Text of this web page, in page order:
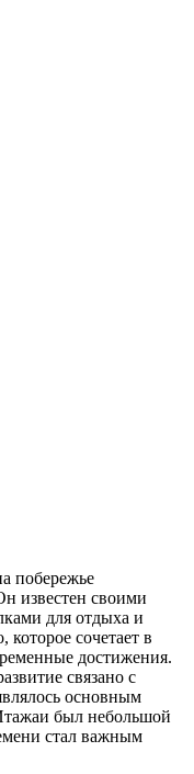
побережье
известен своими
для отдыха и
сочетает в
достижения.
связано с
основным
был небольшой
стал важным